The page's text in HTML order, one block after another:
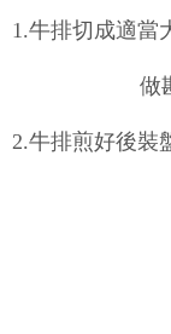
1.牛排切成適當
做
2.牛排煎好後裝